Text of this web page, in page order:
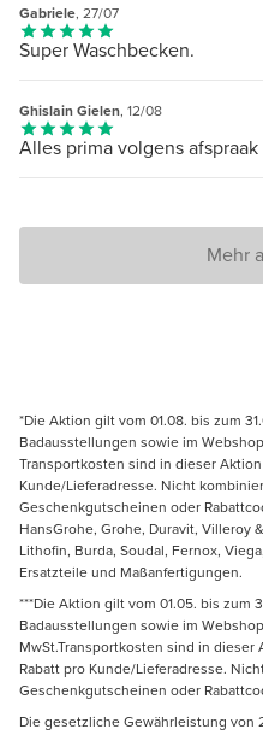
Gabriele, 27/07
Super Waschbecken.
Ghislain Gielen, 12/08
Alles prima volgens afspraak
Mehr
*Die Aktion gilt vom 01.08. bis zum
Badausstellungen sowie im
Transportkosten sind in dieser
Kunde/Lieferadresse. Nicht
Geschenkgutscheinen oder
HansGrohe, Grohe, Duravit, Villeroy
Lithofin, Burda, Soudal, Fernox,
Ersatzteile und Maßanfertigungen.
***Die Aktion gilt vom 01.05. bis zum
Badausstellungen sowie im
MwSt.Transportkosten sind in
Rabatt pro Kunde/Lieferadresse.
Geschenkgutscheinen oder
Die gesetzliche Gewährleistung